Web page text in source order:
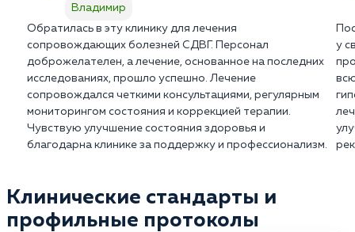
Владимир
Обратилась в эту клинику для лечения
сопровождающих болезней СДВГ. Персонал
доброжелателен, а лечение, основанное на последних
исследованиях, прошло успешно. Лечение
сопровождался четкими консультациями, регулярным
мониторингом состояния и коррекцией терапии.
Чувствую улучшение состояния здоровья и
благодарна клинике за поддержку и профессионализм.
у
Клинические стандарты и
профильные протоколы